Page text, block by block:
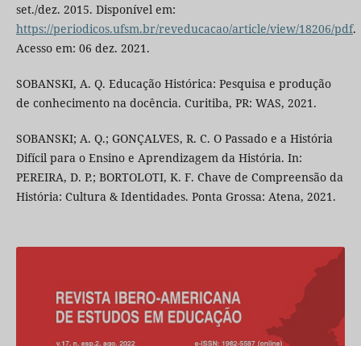
set./dez. 2015. Disponível em:
https://periodicos.ufsm.br/reveducacao/article/view/18206/pdf.
Acesso em: 06 dez. 2021.
SOBANSKI, A. Q. Educação Histórica: Pesquisa e produção
de conhecimento na docência. Curitiba, PR: WAS, 2021.
SOBANSKI; A. Q.; GONÇALVES, R. C. O Passado e a História
Difícil para o Ensino e Aprendizagem da História. In:
PEREIRA, D. P.; BORTOLOTI, K. F. Chave de Compreensão da
História: Cultura & Identidades. Ponta Grossa: Atena, 2021.